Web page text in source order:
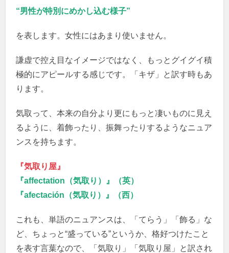
“男性が特別にめかし込む様子”
を表します。女性にはあまり使いません。
謙虚で控え目なイメージではなく、もっとグイグイ積
極的にアピールする感じです。「キザ」と訳す時もあ
ります。
気取って、本来の自分より更にもっと凄いものに見え
るように、着飾ったり、振舞ったりするようなニュア
ンスを持ちます。
『気取り屋』
『affectation（気取り）』（英）
『afectación（気取り）』（西）
これも、単語のニュアンスは、「てらう」「飾る」な
ど、ちょっと“盛っている”というか、格好つけたこと
を表す言葉なので、「気取り」「気取り屋」と訳され